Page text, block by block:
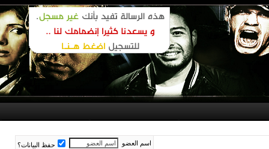
اسم العضو
حفظ البيانات؟